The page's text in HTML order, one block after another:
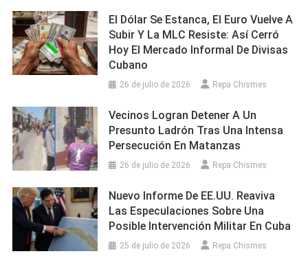
El Dólar Se Estanca, El Euro Vuelve A
Subir Y La MLC Resiste: Así Cerró
Hoy El Mercado Informal De Divisas
Cubano
26 de julio de 2026 Repa Chismes
Vecinos Logran Detener A Un
Presunto Ladrón Tras Una Intensa
Persecución En Matanzas
26 de julio de 2026 Repa Chismes
Nuevo Informe De EE.UU. Reaviva
Las Especulaciones Sobre Una
Posible Intervención Militar En Cuba
25 de julio de 2026 Repa Chismes